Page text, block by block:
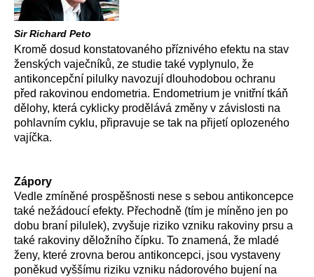
Sir Richard Peto
Kromě dosud konstatovaného příznivého efektu na stav
ženských vaječníků, ze studie také vyplynulo, že
antikoncepční pilulky navozují dlouhodobou ochranu
před rakovinou endometria. Endometrium je vnitřní tkáň
dělohy, která cyklicky prodělává změny v závislosti na
pohlavním cyklu, připravuje se tak na přijetí oplozeného
vajíčka.
Zápory
Vedle zmíněné prospěšnosti nese s sebou antikoncepce
také nežádoucí efekty. Přechodně (tím je míněno jen po
dobu braní pilulek), zvyšuje riziko vzniku rakoviny prsu a
také rakoviny děložního čípku. To znamená, že mladé
ženy, které zrovna berou antikoncepci, jsou vystaveny
poněkud vyššímu riziku vzniku nádorového bujení na